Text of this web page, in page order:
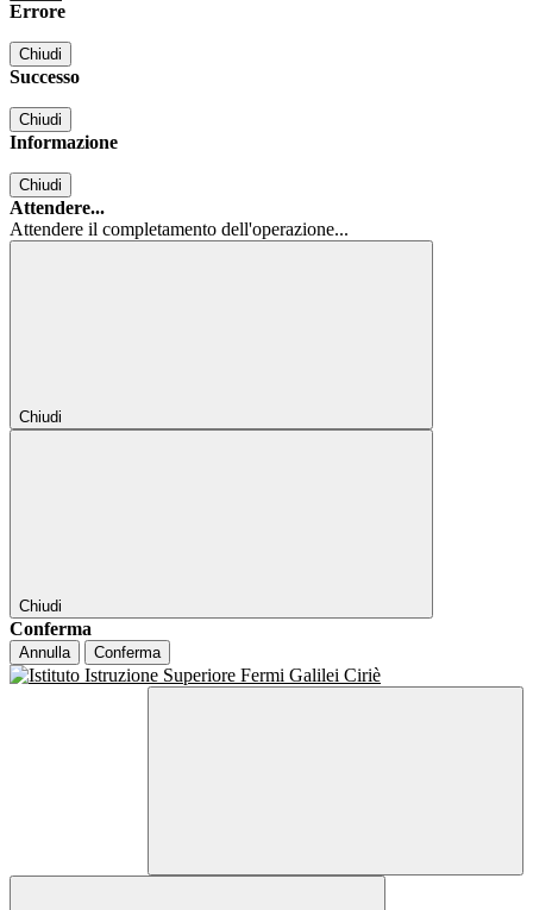
Errore
Chiudi
Successo
Chiudi
Informazione
Chiudi
Attendere...
Attendere il completamento dell'operazione...
Chiudi
Chiudi
Conferma
Annulla Conferma